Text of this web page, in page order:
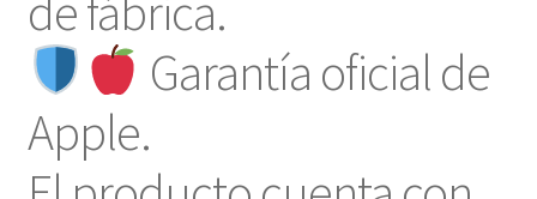
Garantía oficial de
Apple.